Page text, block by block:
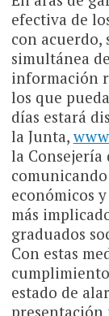
efectiva de
con acuerdo,
simultánea
información
los que
días estará
la Junta,
la Consejería
económicos
más
graduados
Con estas
estado de
presentación